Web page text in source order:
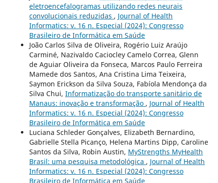
eletroencefalogramas utilizando redes neurais
convolucionais reduzidas , Journal of Health
Informatics: v. 16 n. Especial (2024): Congresso
Brasileiro de Informática em Saúde
João Carlos Silva de Oliveira, Rogério Luiz Araújo
Carminé, Nazivaldo Caciocley Camelo Correa, Glenn
de Aguiar Oliveira da Fonseca, Marcos Paulo Ferreira
Mamede dos Santos, Ana Cristina Lima Teixeira,
Saymon Erickson da Silva Souza, Fabíola Mendonça da
Silva Chui, Informatização do transporte sanitário de
Manaus: inovação e transformação , Journal of Health
Informatics: v. 16 n. Especial (2024): Congresso
Brasileiro de Informática em Saúde
Luciana Schleder Gonçalves, Elizabeth Bernardino,
Gabrielle Stella Picanço, Helena Martins Dipp, Caroline
Santos da Silva, Robin Austin, MyStrengths MyHealth
Brasil: uma pesquisa metodológica , Journal of Health
Informatics: v. 16 n. Especial (2024): Congresso
Brasileiro de Informática em Saúde